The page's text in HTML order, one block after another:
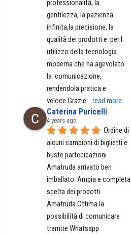
professionalità, la
gentilezza, la pazienza
infinita,la precisione, la
qualità dei prodotti e  per l
utilizzo della tecnologia
moderna che ha agevolato
la  comunicazione,
rendendola pratica e
veloce.Grazie... read more
Caterina Puricelli
4 years ago
Ordine di
alcuni campioni di biglietti e
buste partecipazioni
Amatruda arrivato ben
imballato. Ampia e completa
scelta dei prodotti
Amatruda.Ottima la
possibilità di comunicare
tramite Whatsapp